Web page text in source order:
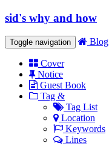
sid's why and how
Toggle navigation Blog
Cover
Notice
Guest Book
Tag &
Tag List
Location
Keywords
Lines